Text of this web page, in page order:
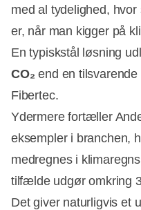
med al tydelighed,
er, når man kigger på
En typiskstål løsning
CO₂ end en
Fibertec.
Ydermere fortæller
eksempler i branchen,
medregnes i
tilfælde udgør omkring
Det giver naturligvis et